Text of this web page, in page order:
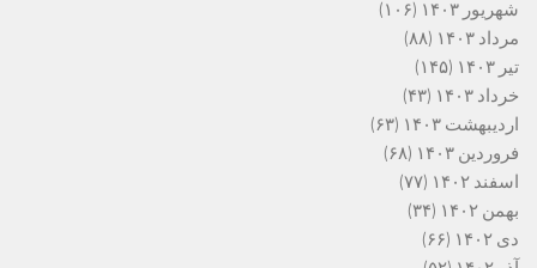
شهریور ۱۴۰۳
(۱۰۶)
مرداد ۱۴۰۳
(۸۸)
تیر ۱۴۰۳
(۱۴۵)
خرداد ۱۴۰۳
(۴۳)
اردیبهشت ۱۴۰۳
(۶۳)
فروردین ۱۴۰۳
(۶۸)
اسفند ۱۴۰۲
(۷۷)
بهمن ۱۴۰۲
(۳۴)
دی ۱۴۰۲
(۶۶)